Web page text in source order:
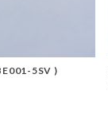
5SV )